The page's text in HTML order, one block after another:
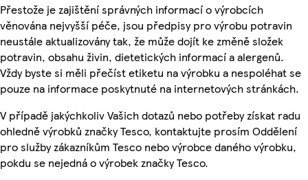
Přestože je zajištění správných informací o výrobcích
věnována nejvyšší péče, jsou předpisy pro výrobu potravin
neustále aktualizovány tak, že může dojít ke změně složek
potravin, obsahu živin, dietetických informací a alergenů.
Vždy byste si měli přečíst etiketu na výrobku a nespoléhat se
pouze na informace poskytnuté na internetových stránkách.
V případě jakýchkoliv Vašich dotazů nebo potřeby získat radu
ohledně výrobků značky Tesco, kontaktujte prosím Oddělení
pro služby zákazníkům Tesco nebo výrobce daného výrobku,
pokdu se nejedná o výrobek značky Tesco.